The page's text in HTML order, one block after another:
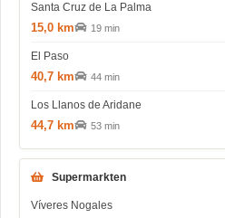
Santa Cruz de La Palma
15,0 km 19 min
El Paso
40,7 km 44 min
Los Llanos de Aridane
44,7 km 53 min
Supermarkten
Víveres Nogales